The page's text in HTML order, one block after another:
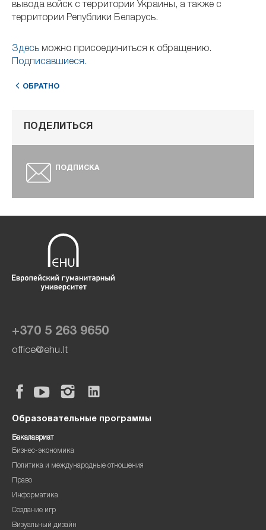
вывода войск с территории Украины, а также с
территории Републики Беларусь.
Здесь можно присоединиться к обращению.
Подписавшиеся.
ОБРАТНО
ПОДЕЛИТЬСЯ
ПОДПИСКА
+370 5 263 9650
office@ehu.lt
Образовательные программы
Бакалавриат
Бизнес-экономика
Политика и международные отношения
Право
Информатика
Создание игр
Визуальный дизайн